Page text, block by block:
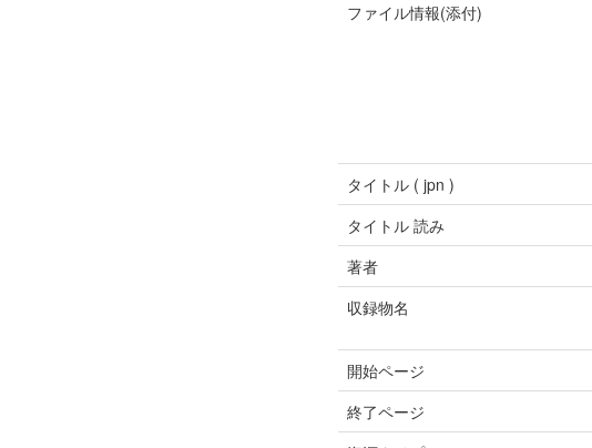
ファイル情報(添付)
タイトル ( jpn )
タイトル 読み
著者
収録物名
開始ページ
終了ページ